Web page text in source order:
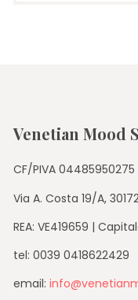
Venetian Mood
CF/PIVA 04485950275
Via A. Costa 19/A,
REA: VE419659 |
tel: 0039 0418622429
email: